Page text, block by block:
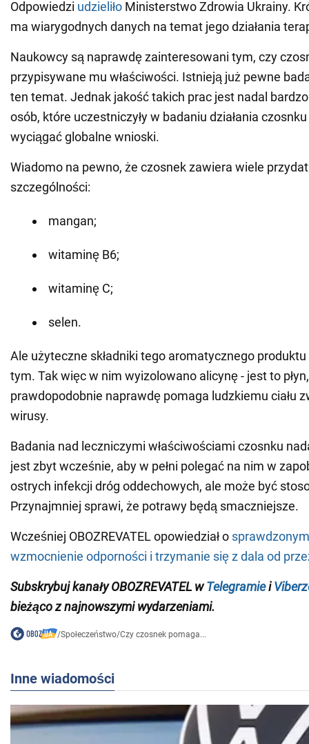
Odpowiedzi udzieliło Ministerstwo Zdrowia Ukrainy.
ma wiarygodnych danych na temat jego działania
Naukowcy są naprawdę zainteresowani tym, czy
przypisywane mu właściwości. Istnieją już pewne
ten temat. Jednak jakość takich prac jest nadal
osób, które uczestniczyły w badaniu działania
wyciągać globalne wnioski.
Wiadomo na pewno, że czosnek zawiera wiele
szczególności:
mangan;
witaminę B6;
witaminę C;
selen.
Ale użyteczne składniki tego aromatycznego
tym. Tak więc w nim wyizolowano alicynę - jest to
prawdopodobnie naprawdę pomaga ludzkiemu ciału
wirusy.
Badania nad leczniczymi właściwościami czosnku
jest zbyt wcześnie, aby w pełni polegać na nim w
ostrych infekcji dróg oddechowych, ale może być
Przynajmniej sprawi, że potrawy będą smaczniejsze.
Wcześniej OBOZREVATEL opowiedział o
wzmocnienie odporności i trzymanie się z dala od
Subskrybuj kanały OBOZREVATEL w Telegramiei
bieżąco z najnowszymi wydarzeniami.
/Społeczeństwo/Czy czosnek pomaga...
Inne wiadomości